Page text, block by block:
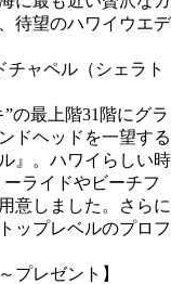
待望のハワイウエデ
ャペル（シェラト
の最上階31階にグラ
ドヘッドを一望する
』。ハワイらしい時
ライドやビーチフ
意しました。さらに
ップレベルのプロフ
プレゼント】